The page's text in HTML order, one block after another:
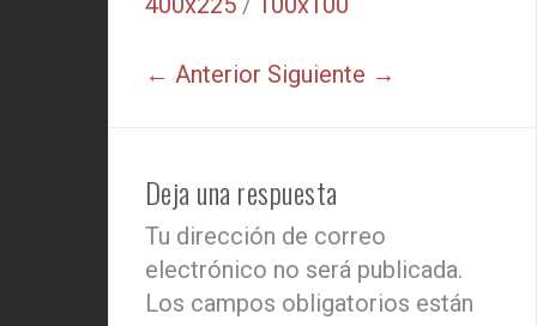
← Anterior Siguiente →
Deja una respuesta
Tu dirección de correo
electrónico no será publicada.
Los campos obligatorios están